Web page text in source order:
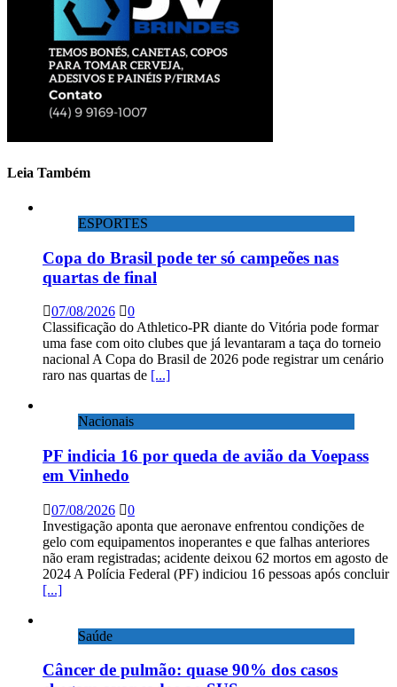
Leia Também
ESPORTES
Copa do Brasil pode ter só campeões nas
quartas de final
07/08/2026
0
Classificação do Athletico-PR diante do Vitória pode formar
uma fase com oito clubes que já levantaram a taça do torneio
nacional A Copa do Brasil de 2026 pode registrar um cenário
raro nas quartas de [...]
Nacionais
PF indicia 16 por queda de avião da Voepass
em Vinhedo
07/08/2026
0
Investigação aponta que aeronave enfrentou condições de
gelo com equipamentos inoperantes e que falhas anteriores
não eram registradas; acidente deixou 62 mortos em agosto de
2024 A Polícia Federal (PF) indiciou 16 pessoas após concluir
[...]
Saúde
Câncer de pulmão: quase 90% dos casos